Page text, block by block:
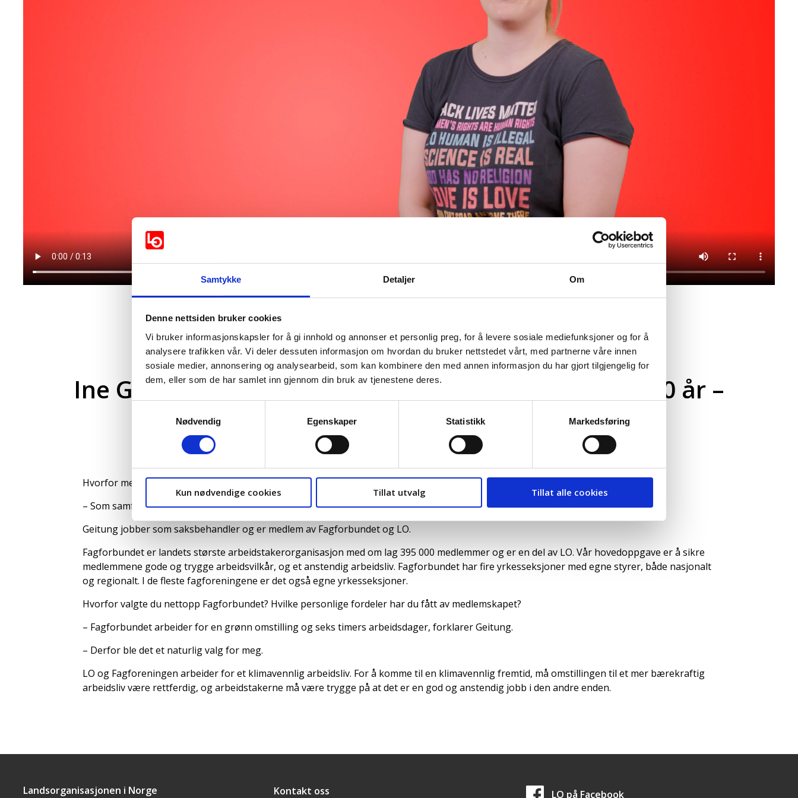
Samtykke Detaljer Om
Denne nettsiden bruker cookies
Vi bruker informasjonskapsler for å gi innhold og annonser et personlig preg, for å levere sosiale mediefunksjoner og for å
analysere trafikken vår. Vi deler dessuten informasjon om hvordan du bruker nettstedet vårt, med partnerne våre innen
sosiale medier, annonsering og analysearbeid, som kan kombinere den med annen informasjon du har gjort tilgjengelig for
dem, eller som de har samlet inn gjennom din bruk av tjenestene deres.
Nødvendig
Egenskaper Statistikk Markedsføring
Kun nødvendige cookies Tillat utvalg Tillat alle cookies
Ine Geitung – samfunnsgeograf og saksbehandler 30 år –
Fagforbundet
Hvorfor mener du det er viktig å være fagorganisert? – Sett fra et samfunnsperspektiv.
– Som samfunnsgeograf er opptatt av de store perspektivene, forteller Ine Geitung.
Geitung jobber som saksbehandler og er medlem av Fagforbundet og LO.
Fagforbundet er landets største arbeidstakerorganisasjon med om lag 395 000 medlemmer og er en del av LO. Vår hovedoppgave er å sikre
medlemmene gode og trygge arbeidsvilkår, og et anstendig arbeidsliv. Fagforbundet har fire yrkesseksjoner med egne styrer, både nasjonalt
og regionalt. I de fleste fagforeningene er det også egne yrkesseksjoner.
Hvorfor valgte du nettopp Fagforbundet? Hvilke personlige fordeler har du fått av medlemskapet?
– Fagforbundet arbeider for en grønn omstilling og seks timers arbeidsdager, forklarer Geitung.
– Derfor ble det et naturlig valg for meg.
LO og Fagforeningen arbeider for et klimavennlig arbeidsliv. For å komme til en klimavennlig fremtid, må omstillingen til et mer bærekraftig
arbeidsliv være rettferdig, og arbeidstakerne må være trygge på at det er en god og anstendig jobb i den andre enden.
Landsorganisasjonen i Norge
Kontakt oss LO på Facebook